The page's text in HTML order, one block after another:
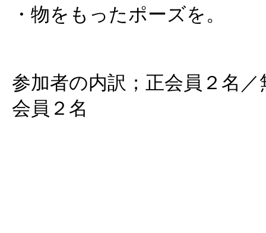
・物をもったポーズを。
参加者の内訳；正会員２名
会員２名